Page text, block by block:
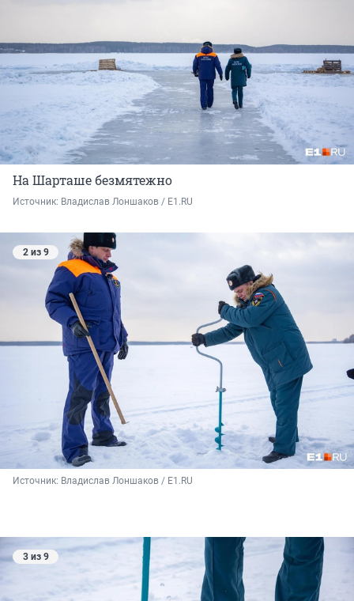
На Шарташе безмятежно
Источник: Владислав Лоншаков / E1.RU
2 из 9
Источник: Владислав Лоншаков / E1.RU
3 из 9